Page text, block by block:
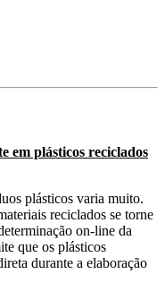
em plásticos reciclados
plásticos varia muito.
reciclados se torne
on-line da
que os plásticos
durante a elaboração